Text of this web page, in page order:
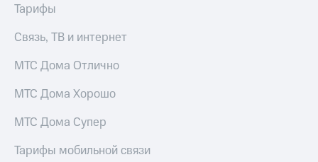
Тарифы
Связь, ТВ и интернет
МТС Дома Отлично
МТС Дома Хорошо
МТС Дома Супер
Тарифы мобильной связи